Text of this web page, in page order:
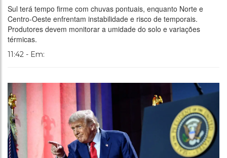
Sul terá tempo firme com chuvas pontuais, enquanto Norte e
Centro-Oeste enfrentam instabilidade e risco de temporais.
Produtores devem monitorar a umidade do solo e variações
térmicas.
11:42 - Em: